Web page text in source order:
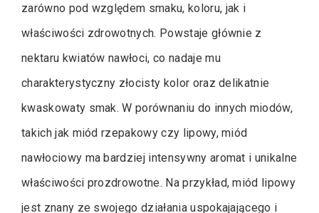
zarówno pod względem smaku, koloru, jak i
właściwości zdrowotnych. Powstaje głównie z
nektaru kwiatów nawłoci, co nadaje mu
charakterystyczny złocisty kolor oraz delikatnie
kwaskowaty smak. W porównaniu do innych miodów,
takich jak miód rzepakowy czy lipowy, miód
nawłociowy ma bardziej intensywny aromat i unikalne
właściwości prozdrowotne. Na przykład, miód lipowy
jest znany ze swojego działania uspokajającego i